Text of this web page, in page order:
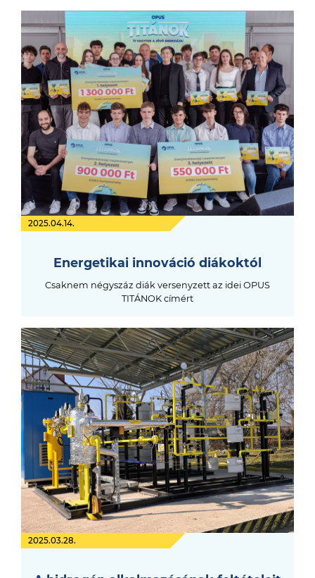
2025.04.14.
Energetikai innováció diákoktól
Csaknem négyszáz diák versenyzett az idei OPUS
TITÁNOK címért
2025.03.28.